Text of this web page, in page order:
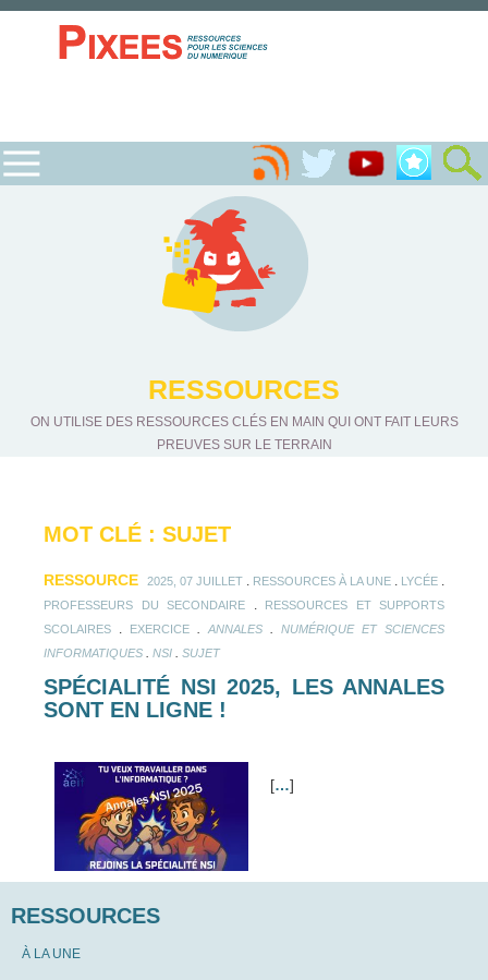
RESSOURCES
ON UTILISE DES RESSOURCES CLÉS EN MAIN QUI ONT FAIT LEURS
PREUVES SUR LE TERRAIN
MOT CLÉ : SUJET
RESSOURCE 2025, 07 JUILLET RESSOURCES À LA UNE LYCÉE
PROFESSEURS DU SECONDAIRE
RESSOURCES ET SUPPORTS
SCOLAIRES
EXERCICE ANNALES
NUMÉRIQUE ET SCIENCES
INFORMATIQUES
NSI SUJET
SPÉCIALITÉ NSI 2025, LES ANNALES
SONT EN LIGNE !
[…]
RESSOURCES
À LA UNE